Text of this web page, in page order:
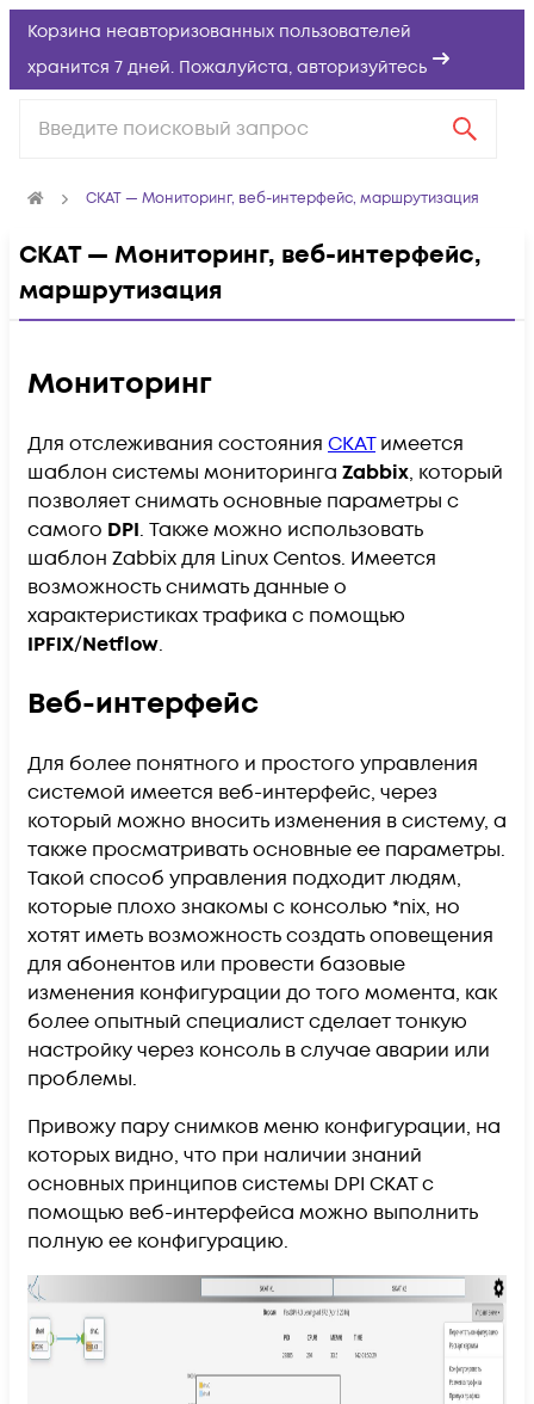
Корзина неавторизованных пользователей
хранится 7 дней. Пожалуйста, авторизуйтесь
СКАТ — Мониторинг, веб-интерфейс, маршрутизация
СКАТ — Мониторинг, веб-интерфейс,
маршрутизация
Мониторинг
Для отслеживания состояния СКАТимеется
шаблон системы мониторинга Zabbix, который
позволяет снимать основные параметры с
самого DPI. Также можно использовать
шаблон Zabbix для Linux Centos. Имеется
возможность снимать данные о
характеристиках трафика с помощью
IPFIX/Netflow.
Веб-интерфейс
Для более понятного и простого управления
системой имеется веб-интерфейс, через
который можно вносить изменения в систему, а
также просматривать основные ее параметры.
Такой способ управления подходит людям,
которые плохо знакомы с консолью *nix, но
хотят иметь возможность создать оповещения
для абонентов или провести базовые
изменения конфигурации до того момента, как
более опытный специалист сделает тонкую
настройку через консоль в случае аварии или
проблемы.
Привожу пару снимков меню конфигурации, на
которых видно, что при наличии знаний
основных принципов системы DPI СКАТ с
помощью веб-интерфейса можно выполнить
полную ее конфигурацию.